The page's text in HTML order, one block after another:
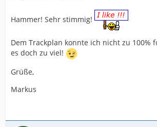
Hammer! Sehr stimmig!
Dem Trackplan konnte ich nicht zu 100%
es doch zu viel!
Grüße,
Markus